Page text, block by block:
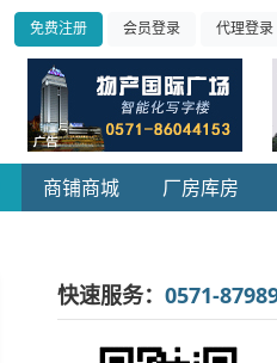
免费注册 会员登录 代理登录
商铺商城 厂房库房
快速服务： 0571-